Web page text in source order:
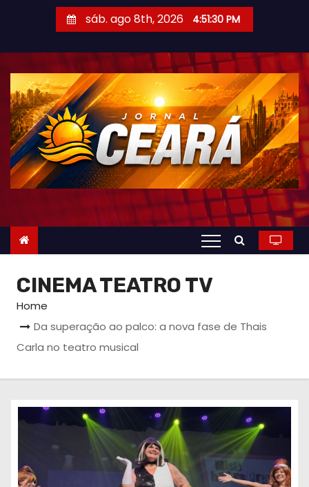
sáb. ago 8th, 2026 4:51:32 PM
CINEMA TEATRO TV
Home
Da superação ao palco: a nova fase de Thais
Carla no teatro musical